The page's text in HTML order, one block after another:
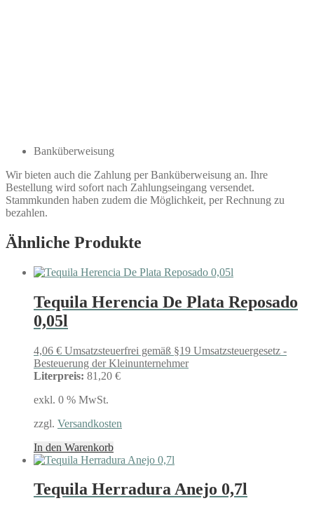
Banküberweisung
Wir bieten auch die Zahlung per Banküberweisung an. Ihre
Bestellung wird sofort nach Zahlungseingang versendet.
Stammkunden haben zudem die Möglichkeit, per Rechnung zu
bezahlen.
Ähnliche Produkte
Tequila Herencia De Plata Reposado
0,05l
4,06 € Umsatzsteuerfrei gemäß §19 Umsatzsteuergesetz -
Besteuerung der Kleinunternehmer
Literpreis: 81,20 €
exkl. 0 % MwSt.
zzgl. Versandkosten
In den Warenkorb
Tequila Herradura Anejo 0,7l